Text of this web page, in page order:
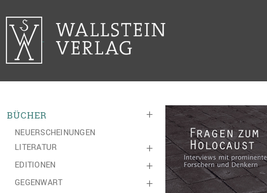
+
BÜCHER
NEUERSCHEINUNGEN
+
LITERATUR
+
EDITIONEN
+
GEGENWART